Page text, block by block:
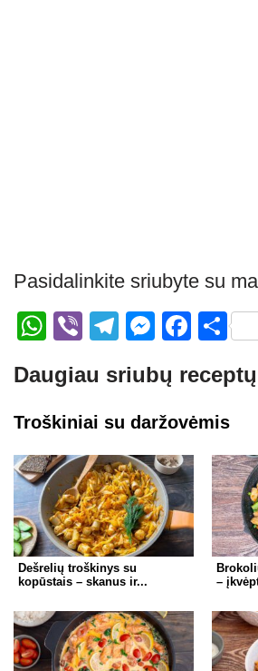
Pasidalinkite sriubyte su
W
at
s
p
p
Vi
er
T
e
gr
m
M
ss
e
g
er
F
c
e
o
o
k
S
ar
e
Daugiau sriubų receptų
Troškiniai su daržovėmis
Dešrelių troškinys su
kopūstais – skanus ir...
–